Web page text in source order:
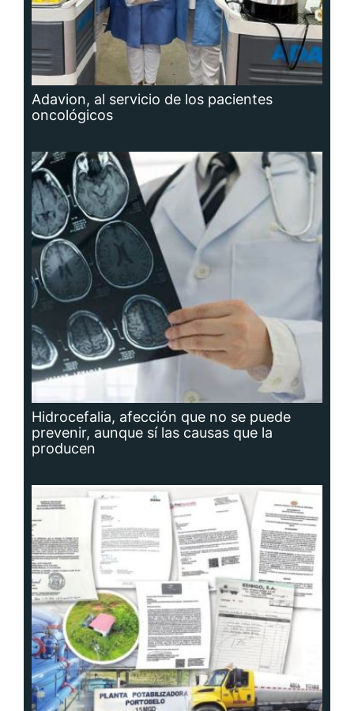
Adavion, al servicio de los pacientes
oncológicos
Hidrocefalia, afección que no se puede
prevenir, aunque sí las causas que la
producen